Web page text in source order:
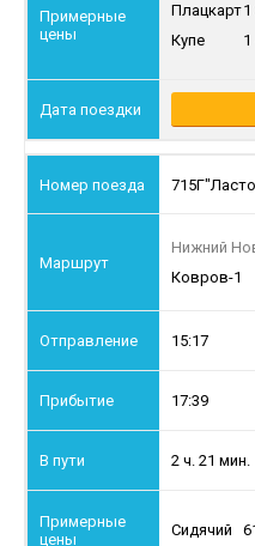
Плацкарт1
Купе
1
715Г
Нижний
Ковров-1
15:17
17:39
2 ч. 21 мин.
Сидячий